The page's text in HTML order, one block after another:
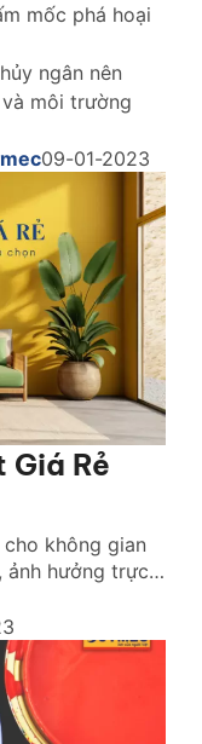
mốc phá hoại
ngân nên
môi trường
09-01-2023
Giá Rẻ
không gian
ảnh hưởng trực
việc sơn nhà
sơn nội thất […]